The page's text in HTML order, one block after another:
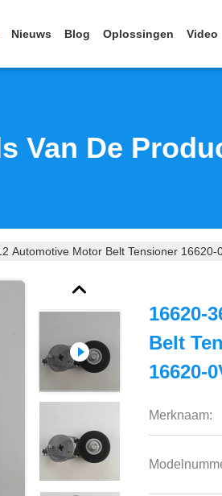
Nieuws Blog Oplossingen Video
Van De
Automotive Motor Belt Tensioner
16620-
Belt
16620-
Merknaam: